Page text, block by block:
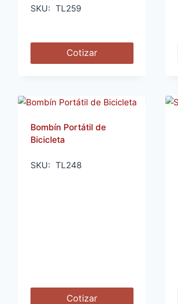
SKU: TL259
Cotizar
Bombín Portátil de
Bicicleta
SKU: TL248
Cotizar